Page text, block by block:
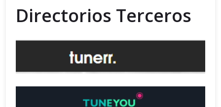
Directorios Terceros